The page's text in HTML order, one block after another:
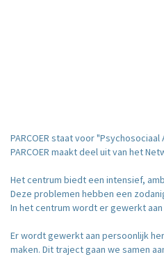
PARCOER staat voor
PARCOER maakt deel uit van het
Het centrum biedt een intensief,
Deze problemen hebben een
In het centrum wordt er gewerkt
Er wordt gewerkt aan persoonlijk
maken. Dit traject gaan we samen